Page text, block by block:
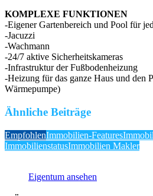
KOMPLEXE FUNKTIONEN
-Eigener Gartenbereich und Pool für
-Jacuzzi
-Wachmann
-24/7 aktive Sicherheitskameras
-Infrastruktur der Fußbodenheizung
-Heizung für das ganze Haus und den
Wärmepumpe)
Ähnliche Beiträge
EmpfohlenImmobilien-Features
ImmobilienstatusImmobilien Makler
Eigentum ansehen